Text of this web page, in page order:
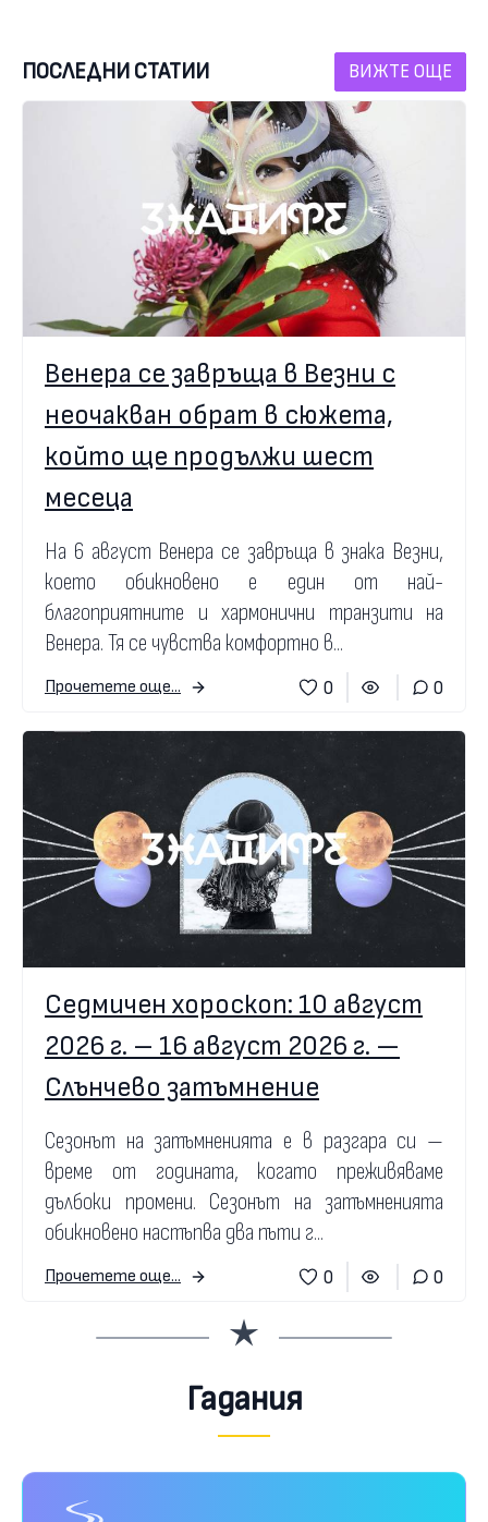
ПОСЛЕДНИ СТАТИИ ВИЖТЕ ОЩЕ
Венера се завръща в Везни с
неочакван обрат в сюжета,
който ще продължи шест
месеца
На 6 август Венера се завръща в знака Везни,
което обикновено е един от най-
благоприятните и хармонични транзити на
Венера. Тя се чувства комфортно в...
Прочетете още... 0 0
Седмичен хороскоп: 10 август
2026 г. – 16 август 2026 г. —
Слънчево затъмнение
Сезонът на затъмненията е в разгара си —
време от годината, когато преживяваме
дълбоки промени. Сезонът на затъмненията
обикновено настъпва два пъти г...
Прочетете още... 0 0
Гадания